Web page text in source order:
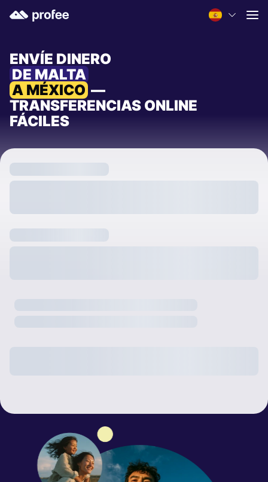
ENVÍE DINERO
DE MALTA
A MÉXICO —
TRANSFERENCIAS ONLINE
FÁCILES